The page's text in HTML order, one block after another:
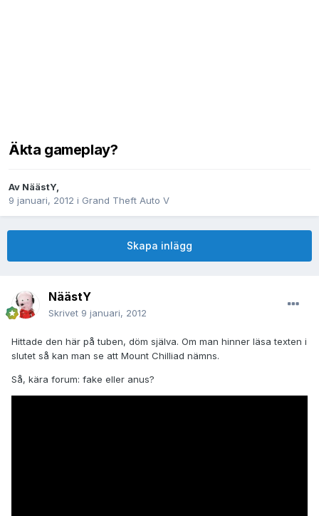
Äkta gameplay?
Av NäästY,
9 januari, 2012 i Grand Theft Auto V
Skapa inlägg
NäästY
Skrivet 9 januari, 2012
Hittade den här på tuben, döm själva. Om man hinner läsa texten i
slutet så kan man se att Mount Chilliad nämns.
Så, kära forum: fake eller anus?